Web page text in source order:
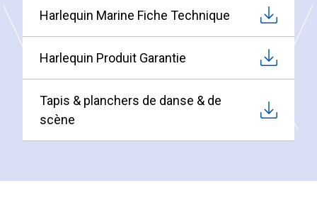
Harlequin Marine Fiche Technique
Harlequin Produit Garantie
Tapis & planchers de danse & de
scène